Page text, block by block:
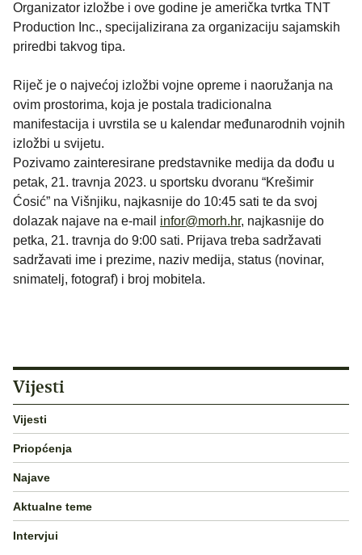
Organizator izložbe i ove godine je američka tvrtka TNT
Production Inc., specijalizirana za organizaciju sajamskih
priredbi takvog tipa.
Riječ je o najvećoj izložbi vojne opreme i naoružanja na
ovim prostorima, koja je postala tradicionalna
manifestacija i uvrstila se u kalendar međunarodnih vojnih
izložbi u svijetu.
Pozivamo zainteresirane predstavnike medija da dođu u
petak, 21. travnja 2023. u sportsku dvoranu “Krešimir
Ćosić” na Višnjiku, najkasnije do 10:45 sati te da svoj
dolazak najave na e-mail infor@morh.hr, najkasnije do
petka, 21. travnja do 9:00 sati. Prijava treba sadržavati
sadržavati ime i prezime, naziv medija, status (novinar,
snimatelj, fotograf) i broj mobitela.
Vijesti
Vijesti
Priopćenja
Najave
Aktualne teme
Intervjui